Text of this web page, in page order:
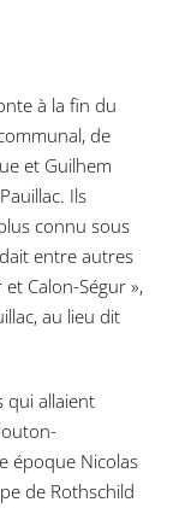
à la fin du
de
et Guilhem
Ils
connu sous
entre autres
Calon-Ségur »,
au lieu dit
qui allaient
époque Nicolas
de Rothschild